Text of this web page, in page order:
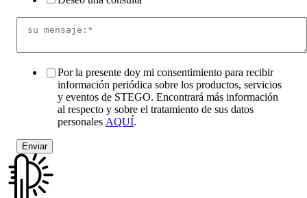
Por la presente doy mi consentimiento para recibir
información periódica sobre los productos, servicios
y eventos de STEGO. Encontrará más información
al respecto y sobre el tratamiento de sus datos
personales AQUÍ.